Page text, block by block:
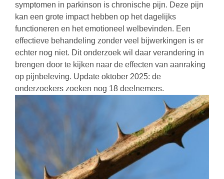
symptomen in parkinson is chronische pijn. Deze pijn
kan een grote impact hebben op het dagelijks
functioneren en het emotioneel welbevinden. Een
effectieve behandeling zonder veel bijwerkingen is er
echter nog niet. Dit onderzoek wil daar verandering in
brengen door te kijken naar de effecten van aanraking
op pijnbeleving. Update oktober 2025: de
onderzoekers zoeken nog 18 deelnemers.